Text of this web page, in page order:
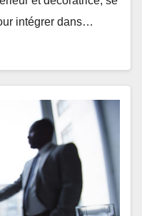
intégrer dans…